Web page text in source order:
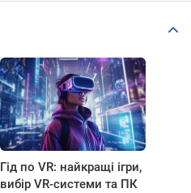
Гід по VR: найкращі ігри,
вибір VR-системи та ПК